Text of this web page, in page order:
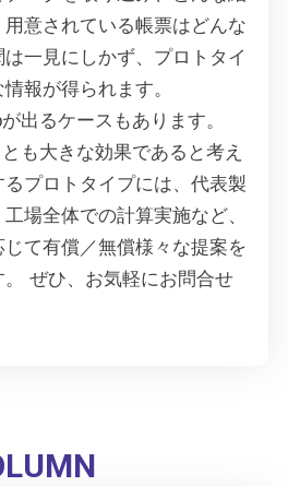
意されている帳票はどんな
一見にしかず、プロトタイ
報が得られます。
出るケースもあります。
も大きな効果であると考え
プロトタイプには、代表製
場全体での計算実施など、
て有償／無償様々な提案を
ぜひ、お気軽にお問合せ